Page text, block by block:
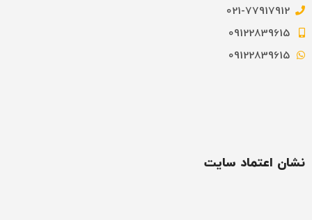
021-77917912
09122839615
09122839615
نشان اعتماد سایت